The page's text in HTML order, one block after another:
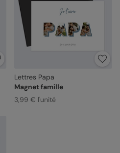
Lettres Papa
Magnet famille
3,99 € l'unité